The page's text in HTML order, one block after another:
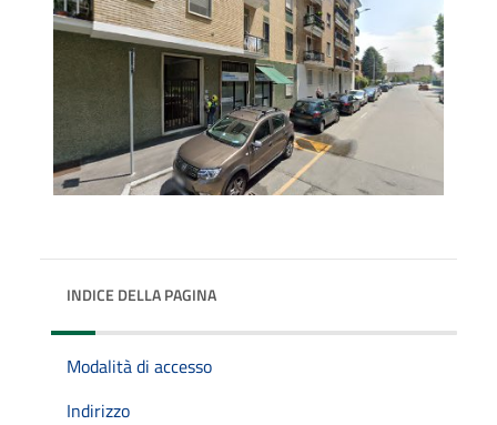
INDICE DELLA PAGINA
Modalità di accesso
Indirizzo